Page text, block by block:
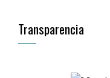
Transparencia